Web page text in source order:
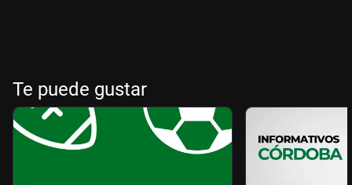
Te puede gustar